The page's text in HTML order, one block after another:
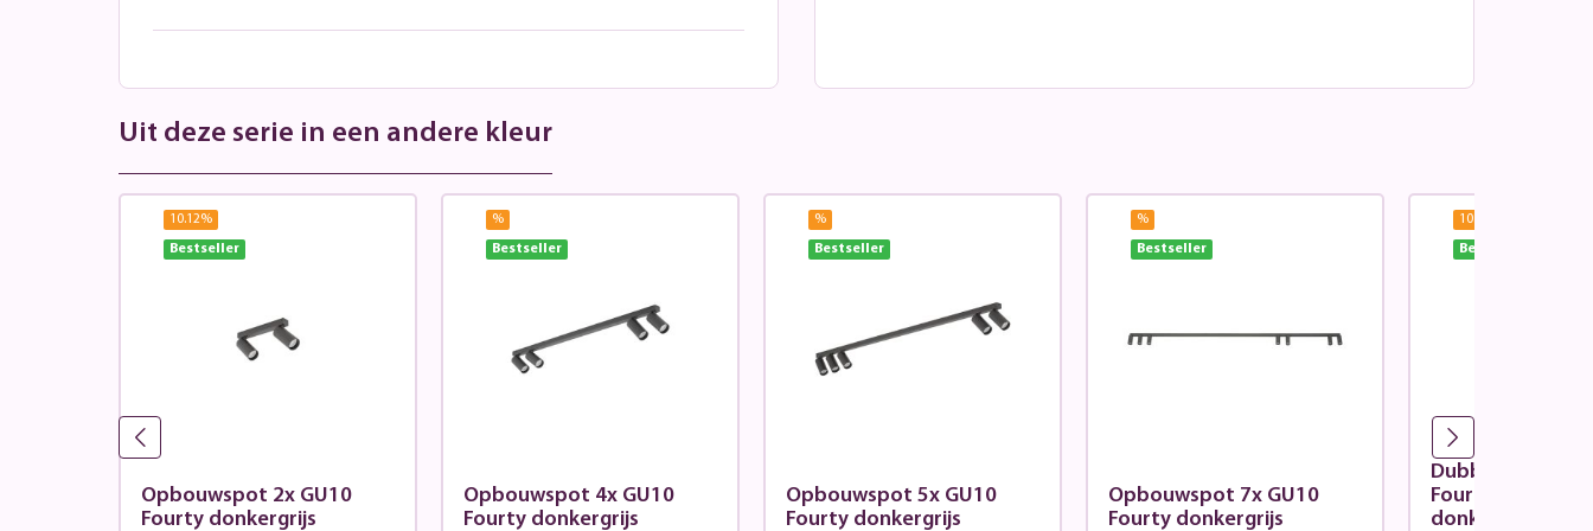
Uit deze serie in een andere kleur
10.12%
Bestseller
Opbouwspot 2x GU10
Fourty donkergrijs
%
Bestseller
Opbouwspot 4x GU10
Fourty donkergrijs
%
Bestseller
Opbouwspot 5x GU10
Fourty donkergrijs
%
Bestseller
Opbouwspot 7x GU10
Fourty donkergrijs
10.12
Bestseller
Dubbele
Fourty richtbaar
donkergrijs